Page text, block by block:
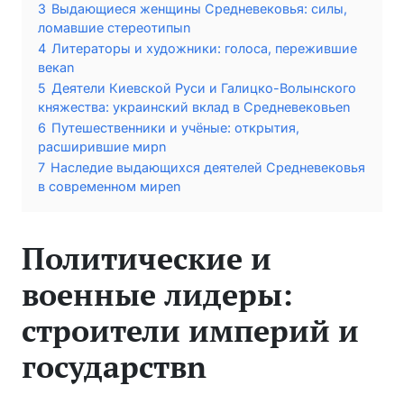
3 Выдающиеся женщины Средневековья: силы,
ломавшие стереотипыn
4 Литераторы и художники: голоса, пережившие
векаn
5 Деятели Киевской Руси и Галицко-Волынского
княжества: украинский вклад в Средневековьеn
6 Путешественники и учёные: открытия,
расширившие мирn
7 Наследие выдающихся деятелей Средневековья
в современном миреn
Политические и
военные лидеры:
строители империй и
государствn